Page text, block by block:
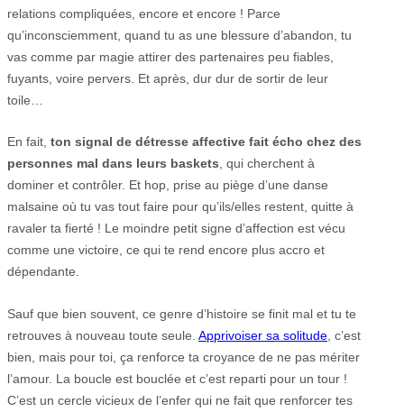
relations compliquées, encore et encore ! Parce
qu’inconsciemment, quand tu as une blessure d’abandon, tu
vas comme par magie attirer des partenaires peu fiables,
fuyants, voire pervers. Et après, dur dur de sortir de leur
toile…
En fait, ton signal de détresse affective fait écho chez des
personnes mal dans leurs baskets, qui cherchent à
dominer et contrôler. Et hop, prise au piège d’une danse
malsaine où tu vas tout faire pour qu’ils/elles restent, quitte à
ravaler ta fierté ! Le moindre petit signe d’affection est vécu
comme une victoire, ce qui te rend encore plus accro et
dépendante.
Sauf que bien souvent, ce genre d’histoire se finit mal et tu te
retrouves à nouveau toute seule. Apprivoiser sa solitude , c’est
bien, mais pour toi, ça renforce ta croyance de ne pas mériter
l’amour. La boucle est bouclée et c’est reparti pour un tour !
C’est un cercle vicieux de l’enfer qui ne fait que renforcer tes